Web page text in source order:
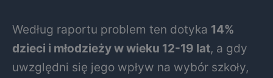
Według raportu problem ten dotyka 14%
dzieci i młodzieży w wieku 12-19 lat, a gdy
uwzględni się jego wpływ na wybór szkoły,